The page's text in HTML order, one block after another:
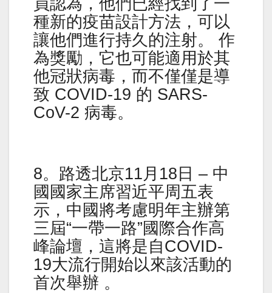
種新的疫苗設計方法，可以
讓他們進行持久的注射。 作
為獎勵，它也可能適用於其
他冠狀病毒，而不僅僅是導
致 COVID-19 的 SARS-
CoV-2 病毒。
8。路透北京11月18日 – 中
國國家主席習近平周五表
示，中國將考慮明年主辦第
三屆“一帶一路”國際合作高
峰論壇，這將是自COVID-
19大流行開始以來該活動的
首次舉辦 。